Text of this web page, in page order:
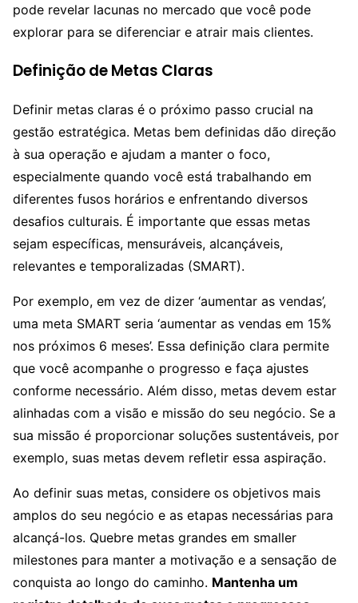
pode revelar lacunas no mercado que você pode
explorar para se diferenciar e atrair mais clientes.
Definição de Metas Claras
Definir metas claras é o próximo passo crucial na
gestão estratégica. Metas bem definidas dão direção
à sua operação e ajudam a manter o foco,
especialmente quando você está trabalhando em
diferentes fusos horários e enfrentando diversos
desafios culturais. É importante que essas metas
sejam específicas, mensuráveis, alcançáveis,
relevantes e temporalizadas (SMART).
Por exemplo, em vez de dizer ‘aumentar as vendas’,
uma meta SMART seria ‘aumentar as vendas em 15%
nos próximos 6 meses’. Essa definição clara permite
que você acompanhe o progresso e faça ajustes
conforme necessário. Além disso, metas devem estar
alinhadas com a visão e missão do seu negócio. Se a
sua missão é proporcionar soluções sustentáveis, por
exemplo, suas metas devem refletir essa aspiração.
Ao definir suas metas, considere os objetivos mais
amplos do seu negócio e as etapas necessárias para
alcançá-los. Quebre metas grandes em smaller
milestones para manter a motivação e a sensação de
conquista ao longo do caminho. Mantenha um